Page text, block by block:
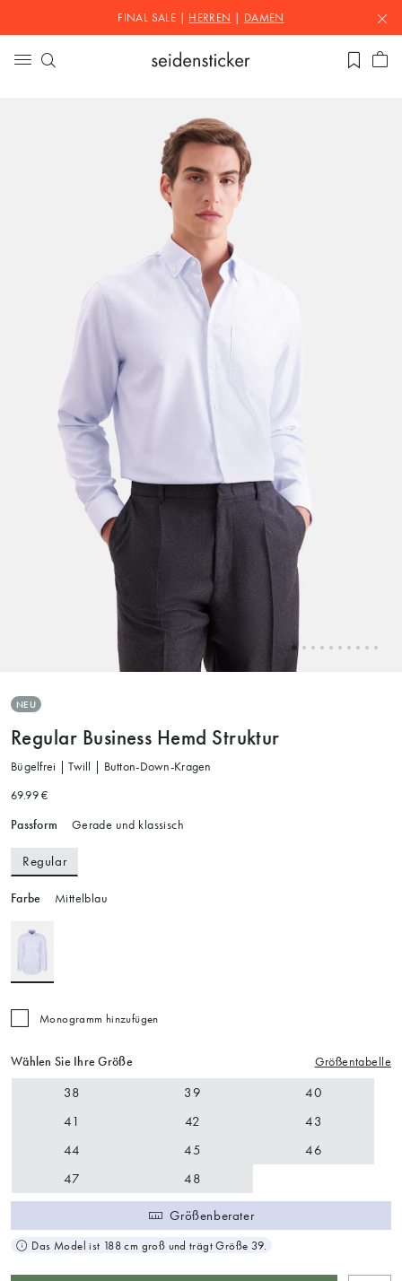
FINAL SALE | HERREN DAMEN
NEU
Regular Business Hemd Struktur
Bügelfrei | Twill | Button-Down-Kragen
69.99 €
Passform Gerade und klassisch
Regular
Farbe Mittelblau
Monogramm hinzufügen
Wählen Sie Ihre Größe Größentabelle
38 39
40
41
42
43
44
45
46
47
48
Größenberater
Das Model ist 188 cm groß und trägt Größe 39.